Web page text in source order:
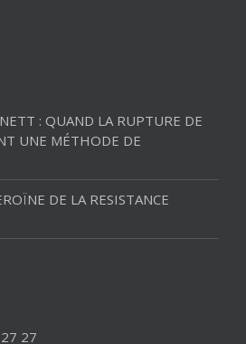
: QUAND LA RUPTURE DE
UNE MÉTHODE DE
DE LA RESISTANCE
27